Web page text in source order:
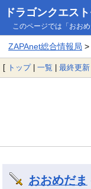
ドラゴンクエス
このページでは「おお
ZAPAnet総合情報局 >
[ トップ| 一覧 | 最終更新
おおめだま